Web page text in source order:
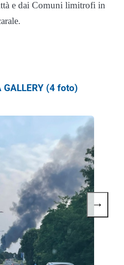
e dai Comuni limitrofi in
GALLERY (4 foto)
→